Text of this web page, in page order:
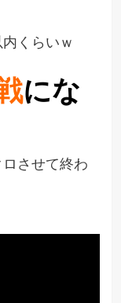
くらいｗ
にな
させて終わ